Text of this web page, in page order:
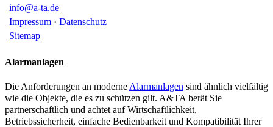
info@a-ta.de
Impressum · Datenschutz
Sitemap
Alarmanlagen
Die Anforderungen an moderne Alarmanlagen sind ähnlich vielfältig
wie die Objekte, die es zu schützen gilt. A&TA berät Sie
partnerschaftlich und achtet auf Wirtschaftlichkeit,
Betriebssicherheit, einfache Bedienbarkeit und Kompatibilität Ihrer